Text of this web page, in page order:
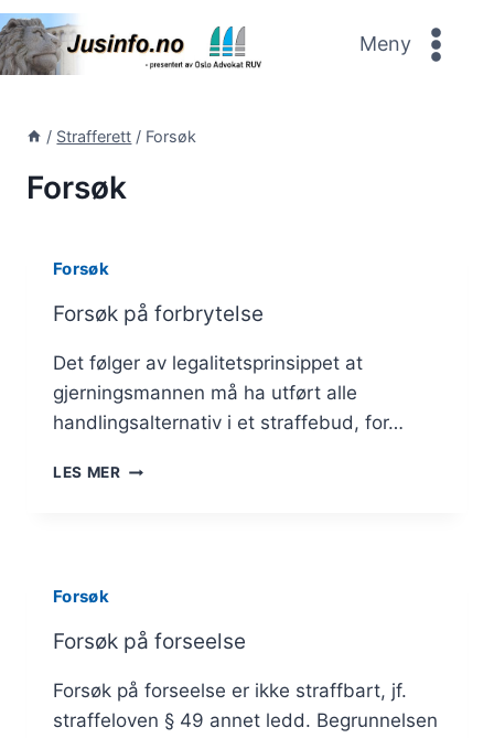
Skip
to
content
Meny
/ Strafferett / Forsøk
Forsøk
Forsøk
Forsøk på forbrytelse
Det følger av legalitetsprinsippet at
gjerningsmannen må ha utført alle
handlingsalternativ i et straffebud, for…
LES MERFORSØK
Forsøk
Forsøk på forseelse
Forsøk på forseelse er ikke straffbart, jf.
straffeloven § 49 annet ledd. Begrunnelsen